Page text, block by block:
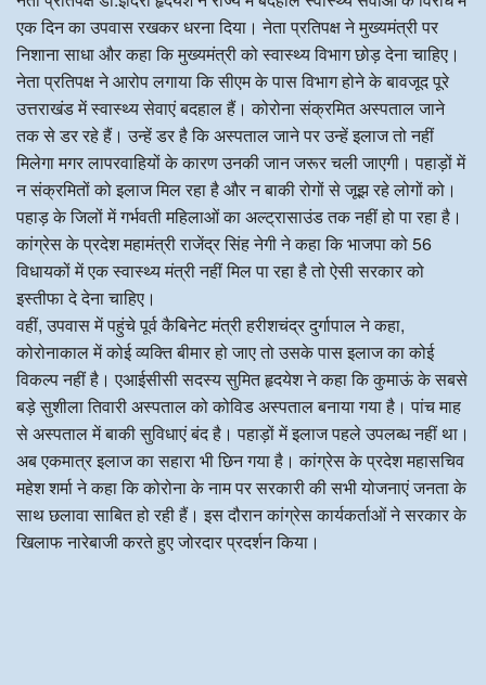
एक दिन का उपवास रखकर धरना दिया। नेता प्रतिपक्ष ने मुख्यमंत्री पर
निशाना साधा और कहा कि मुख्यमंत्री को स्वास्थ्य विभाग छोड़ देना चाहिए।
नेता प्रतिपक्ष ने आरोप लगाया कि सीएम के पास विभाग होने के बावजूद पूरे
उत्तराखंड में स्वास्थ्य सेवाएं बदहाल हैं। कोरोना संक्रमित अस्पताल जाने
तक से डर रहे हैं। उन्हें डर है कि अस्पताल जाने पर उन्हें इलाज तो नहीं
मिलेगा मगर लापरवाहियों के कारण उनकी जान जरूर चली जाएगी। पहाड़ों में
न संक्रमितों को इलाज मिल रहा है और न बाकी रोगों से जूझ रहे लोगों को।
पहाड़ के जिलों में गर्भवती महिलाओं का अल्ट्रासाउंड तक नहीं हो पा रहा है।
कांग्रेस के प्रदेश महामंत्री राजेंद्र सिंह नेगी ने कहा कि भाजपा को 56
विधायकों में एक स्वास्थ्य मंत्री नहीं मिल पा रहा है तो ऐसी सरकार को
इस्तीफा दे देना चाहिए।
वहीं, उपवास में पहुंचे पूर्व कैबिनेट मंत्री हरीशचंद्र दुर्गापाल ने कहा,
कोरोनाकाल में कोई व्यक्ति बीमार हो जाए तो उसके पास इलाज का कोई
विकल्प नहीं है। एआईसीसी सदस्य सुमित हृदयेश ने कहा कि कुमाऊं के सबसे
बड़े सुशीला तिवारी अस्पताल को कोविड अस्पताल बनाया गया है। पांच माह
से अस्पताल में बाकी सुविधाएं बंद है। पहाड़ों में इलाज पहले उपलब्ध नहीं था।
अब एकमात्र इलाज का सहारा भी छिन गया है। कांग्रेस के प्रदेश महासचिव
महेश शर्मा ने कहा कि कोरोना के नाम पर सरकारी की सभी योजनाएं जनता के
साथ छलावा साबित हो रही हैं। इस दौरान कांग्रेस कार्यकर्ताओं ने सरकार के
खिलाफ नारेबाजी करते हुए जोरदार प्रदर्शन किया।